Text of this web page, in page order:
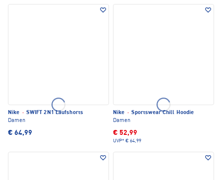
Nike · SWIFT 2N1 Laufshorts
Damen
€ 64,99
Nike · Sportswear Chill Hoodie
Damen
€ 52,99
UVP* € 64,99